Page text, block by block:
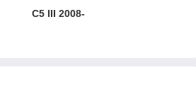
C5 III 2008-